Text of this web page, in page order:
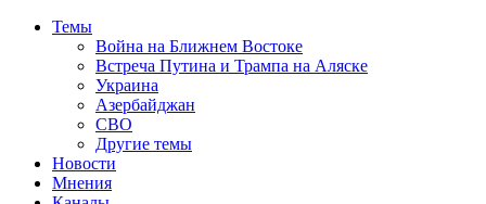
Темы
Война на Ближнем Востоке
Встреча Путина и Трампа на Аляске
Украина
Азербайджан
СВО
Другие темы
Новости
Мнения